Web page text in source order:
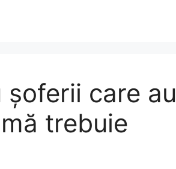
care au
trebuie